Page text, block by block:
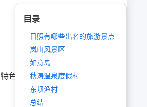
美食，都能让游客流连忘
目录
日照有哪些出名的旅游景点
岚山风景区
如意岛
秋涛温泉度假村
东坝渔村
总结